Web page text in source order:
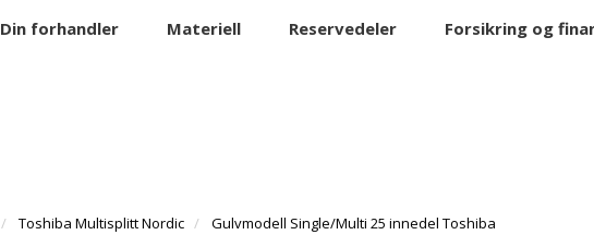
Din forhandler Materiell Reservedeler Forsikring og
Toshiba Multisplitt Nordic Gulvmodell Single/Multi 25 innedel Toshiba